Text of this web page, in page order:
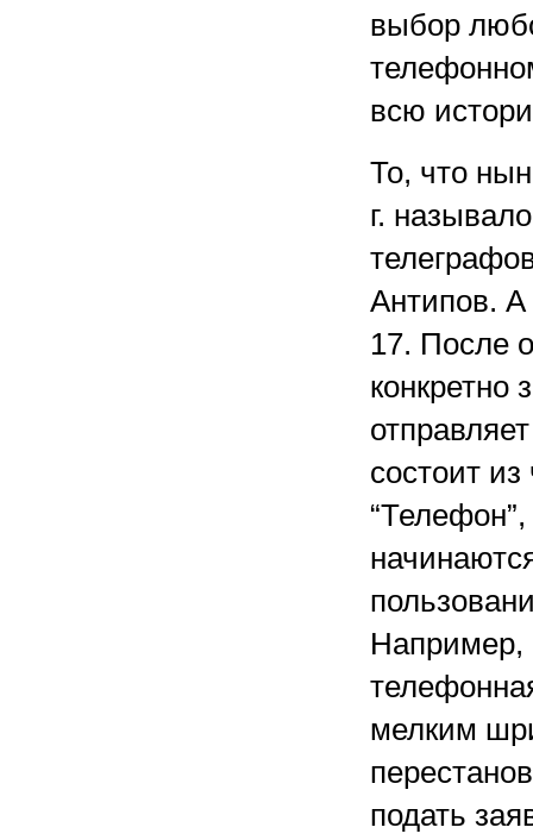
выбор
всю
То, что
г.
Антипов. А
17. После
конкретно
состоит
Например,
мелким
подать